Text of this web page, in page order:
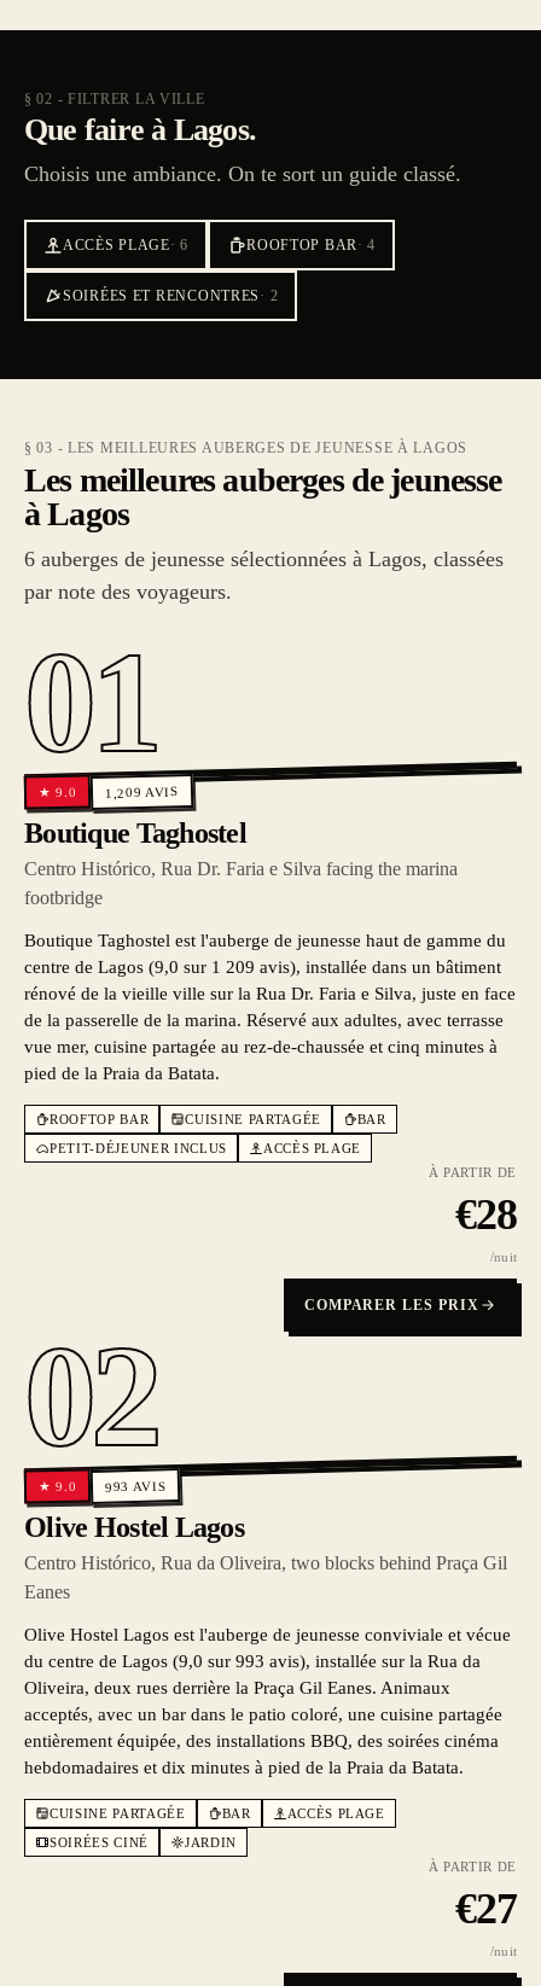
§ 02 - FILTRER LA VILLE
Que faire à Lagos.
Choisis une ambiance. On te sort un guide classé.
ACCÈS PLAGE·6 ROOFTOP BAR·4
SOIRÉES ET RENCONTRES · 2
§ 03 - LES MEILLEURES AUBERGES DE JEUNESSE À LAGOS
Les meilleures auberges de jeunesse
à Lagos
6 auberges de jeunesse sélectionnées à Lagos, classées
par note des voyageurs.
01
★9.0 1,209 AVIS
Boutique Taghostel
Centro Histórico, Rua Dr. Faria e Silva facing the marina
footbridge
Boutique Taghostel est l'auberge de jeunesse haut de gamme du
centre de Lagos (9,0 sur 1 209 avis), installée dans un bâtiment
rénové de la vieille ville sur la Rua Dr. Faria e Silva, juste en face
de la passerelle de la marina. Réservé aux adultes, avec terrasse
vue mer, cuisine partagée au rez-de-chaussée et cinq minutes à
pied de la Praia da Batata.
ROOFTOP BAR CUISINE PARTAGÉE
BAR
PETIT-DÉJEUNER INCLUS
ACCÈS PLAGE
À PARTIR DE
€28
/nuit
COMPARER LES PRIX
02
★9.0 993 AVIS
Olive Hostel Lagos
Centro Histórico, Rua da Oliveira, two blocks behind Praça Gil
Eanes
Olive Hostel Lagos est l'auberge de jeunesse conviviale et vécue
du centre de Lagos (9,0 sur 993 avis), installée sur la Rua da
Oliveira, deux rues derrière la Praça Gil Eanes. Animaux
acceptés, avec un bar dans le patio coloré, une cuisine partagée
entièrement équipée, des installations BBQ, des soirées cinéma
hebdomadaires et dix minutes à pied de la Praia da Batata.
CUISINE PARTAGÉE BAR
ACCÈS PLAGE
SOIRÉES CINÉ
JARDIN
À PARTIR DE
€27
/nuit